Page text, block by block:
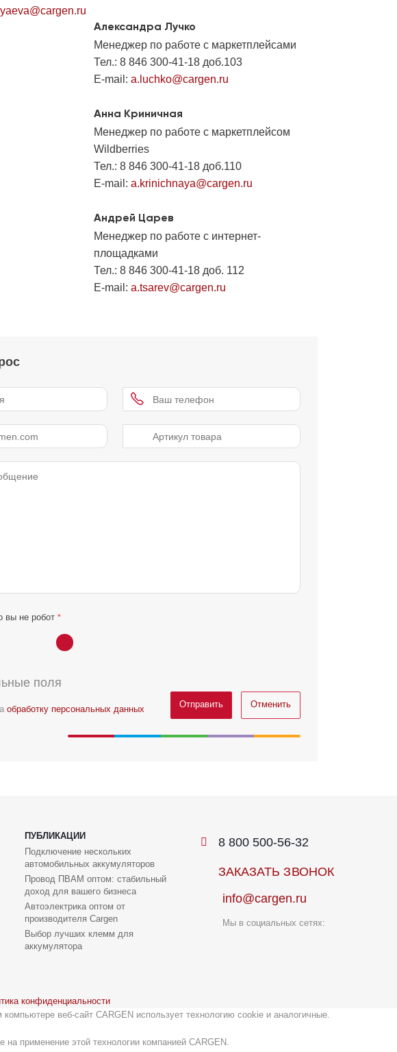
Александра Лучко
Менеджер по работе с маркетплейсами
Тел.: 8 846 300-41-18 доб.103
E-mail: a.luchko@cargen.ru
Анна Криничная
Менеджер по работе с маркетплейсом
Wildberries
Тел.: 8 846 300-41-18 доб.110
E-mail: a.krinichnaya@cargen.ru
Андрей Царев
Менеджер по работе с интернет-
площадками
Тел.: 8 846 300-41-18 доб. 112
E-mail: a.tsarev@cargen.ru
вы не робот *
поля
обработку персональных данных Отправить Отменить
ПУБЛИКАЦИИ
Подключение нескольких
автомобильных аккумуляторов
Провод ПВАМ оптом: стабильный
доход для вашего бизнеса
Автоэлектрика оптом от
производителя Cargen
Выбор лучших клемм для
аккумулятора
8 800 500-56-32
ЗАКАЗАТЬ ЗВОНОК
info@cargen.ru
Мы в социальных сетях:
конфиденциальности
веб-сайт CARGEN использует технологию cookie и аналогичные.
на применение этой технологии компанией CARGEN.